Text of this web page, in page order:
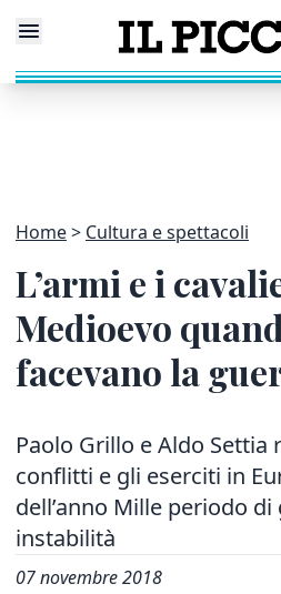
Home Cultura e spettacoli
L’armi e i
Medioevo
facevano la
Paolo Grillo e Aldo Settia
conflitti e gli eserciti in
dell’anno Mille periodo di
instabilità
07 novembre 2018